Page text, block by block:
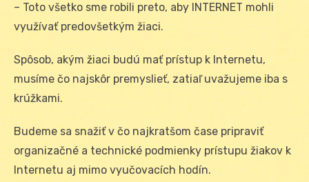
– Toto všetko sme robili preto, aby INTERNET mohli
využívať predovšetkým žiaci.
Spôsob, akým žiaci budú mať prístup k Internetu,
musíme čo najskôr premyslieť, zatiaľ uvažujeme iba s
krúžkami.
Budeme sa snažiť v čo najkratšom čase pripraviť
organizačné a technické podmienky prístupu žiakov k
Internetu aj mimo vyučovacích hodín.